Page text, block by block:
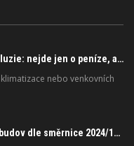
Klimatizace a venkovní žaluzie: nejde jen o peníze, ale i o právo
nebo venkovních
Návrh Strategie renovací budov dle směrnice 2024/1275/EU o energetické náročnosti budov